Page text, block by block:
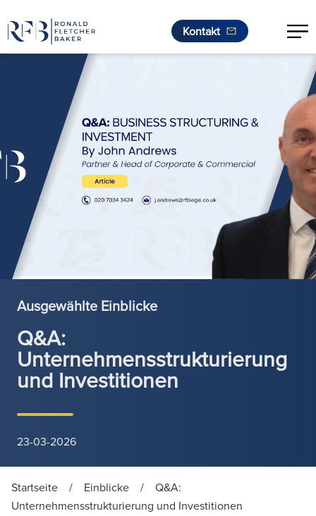
Zum Inhalt springen
Kontakt
Ausgewählte Einblicke
Q&A:
Unternehmensstrukturierung
und Investitionen
23-03-2026
Startseite / Einblicke /
Q&A:
Unternehmensstrukturierung und Investitionen